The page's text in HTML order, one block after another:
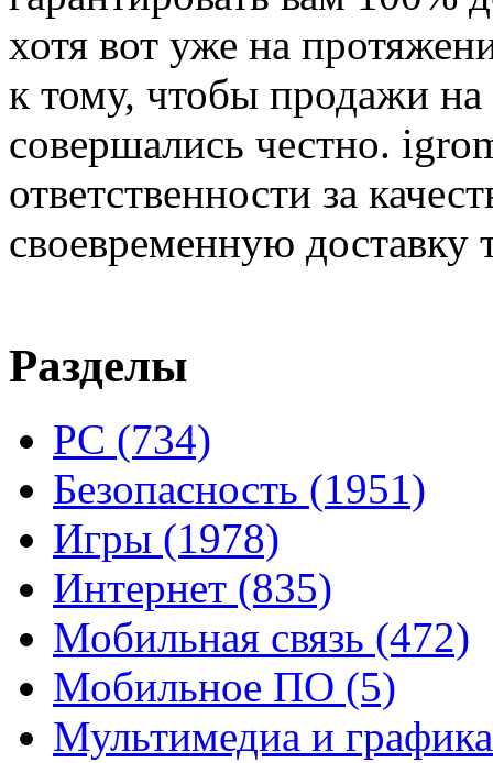
хотя вот уже на
к тому, чтобы продажи
совершались честно.
ответственности за
своевременную доставку
Разделы
PC (734)
Безопасность (1951)
Игры (1978)
Интернет (835)
Мобильная связь (472)
Мобильное ПО (5)
Мультимедиа и